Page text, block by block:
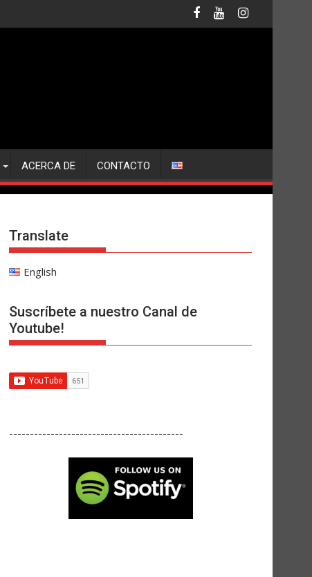
ACERCA DE CONTACTO
Translate
English
Suscríbete a nuestro Canal de
Youtube!
------------------------------------------